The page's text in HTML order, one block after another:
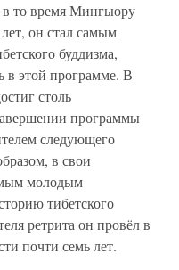
в то время Мингьюру
он стал самым
буддизма,
в этой программе. В
столь
программы
следующего
в свои
молодым
тибетского
ретрита он провёл в
почти семь лет.